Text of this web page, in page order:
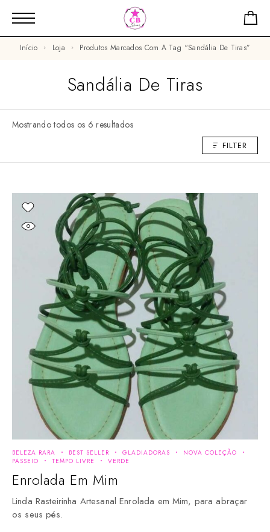
Início Loja Produtos Marcados Com A Tag “sandália De Tiras”
Sandália De Tiras
Mostrando todos os 6 resultados
FILTER
BELEZA RARA BEST SELLER GLADIADORAS
NOVA COLEÇÃO
PASSEIO
TEMPO LIVRE VERDE
Enrolada Em Mim
Linda Rasteirinha Artesanal Enrolada em Mim, para abraçar
os seus pés.